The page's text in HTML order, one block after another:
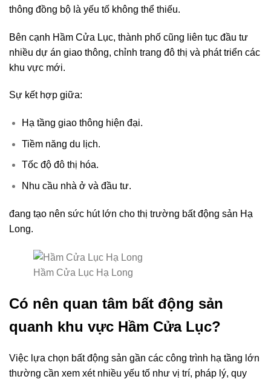
thông đồng bộ là yếu tố không thể thiếu.
Bên cạnh Hầm Cửa Lục, thành phố cũng liên tục đầu tư
nhiều dự án giao thông, chỉnh trang đô thị và phát triển các
khu vực mới.
Sự kết hợp giữa:
Hạ tầng giao thông hiện đại.
Tiềm năng du lịch.
Tốc độ đô thị hóa.
Nhu cầu nhà ở và đầu tư.
đang tạo nên sức hút lớn cho thị trường bất động sản Hạ
Long.
Hầm Cửa Lục Hạ Long
Có nên quan tâm bất động sản
quanh khu vực Hầm Cửa Lục?
Việc lựa chọn bất động sản gần các công trình hạ tầng lớn
thường cần xem xét nhiều yếu tố như vị trí, pháp lý, quy